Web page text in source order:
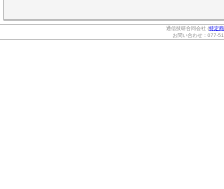
通信技研合同会社 (特定
お問い合わせ：077-